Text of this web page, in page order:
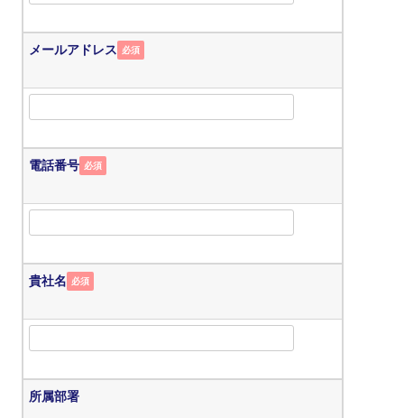
メールアドレス 必須
電話番号 必須
貴社名 必須
所属部署